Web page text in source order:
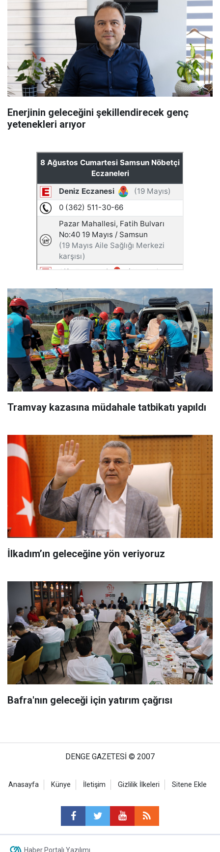
Enerjinin geleceğini şekillendirecek genç
yetenekleri arıyor
Tramvay kazasına müdahale tatbikatı yapıldı
İlkadım’ın geleceğine yön veriyoruz
Bafra'nın geleceği için yatırım çağrısı
DENGE GAZETESİ © 2007
Anasayfa Künye İletişim Gizlilik İlkeleri Sitene Ekle
Haber Portalı Yazılımı